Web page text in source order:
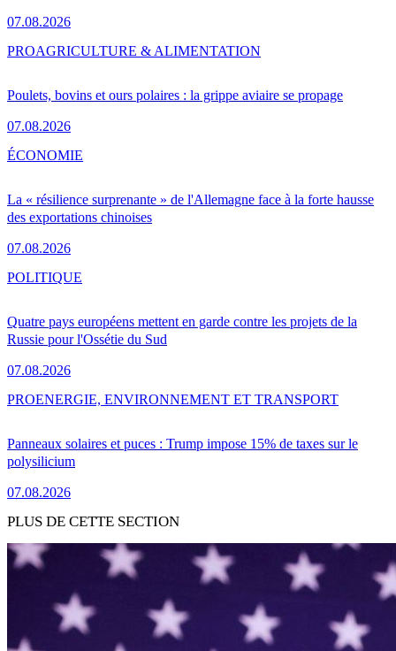
07.08.2026
Poulets, bovins et ours polaires : la grippe aviaire se propage
07.08.2026
PROAGRICULTURE & ALIMENTATION
La « résilience surprenante » de l'Allemagne face à la forte hausse
des exportations chinoises
07.08.2026
ÉCONOMIE
Quatre pays européens mettent en garde contre les projets de la
Russie pour l'Ossétie du Sud
07.08.2026
POLITIQUE
Panneaux solaires et puces : Trump impose 15% de taxes sur le
polysilicium
07.08.2026
PROENERGIE, ENVIRONNEMENT ET TRANSPORT
PLUS DE CETTE SECTION